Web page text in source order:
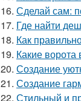
16. Сделай сам:
17. Где найти
18. Как
19. Какие
20. Создание
21. Создание
22. Стильный и